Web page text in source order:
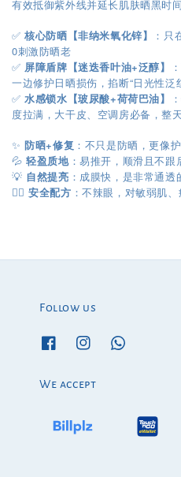
有效抵御紫外线并延长肌肤晒黑时间
✅ 核心防晒【非纳米氧化锌】
：只
0刺激防晒老
✅ 屏障盾牌【迷迭香叶油+泛醇】
一边修护日晒损伤，掐断“日光性泛
✅ 水感锁水【玻尿酸+荷荷巴油】
度拉满，大干皮、空调房必备，整
✨ 防晒+修复 ：不只是防晒，更像
💦 轻盈质地：易推开，顺滑且不跟
💡 自然提亮 ：成膜快，是非常通
👉🏻 安全配方 ：不辣眼，对敏弱肌
Follow us
We accept